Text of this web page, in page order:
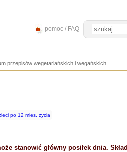
pomoc / FAQ
przepisów wegetariańskich i wegańskich
po 12 mies. życia
stanowić główny posiłek dnia.